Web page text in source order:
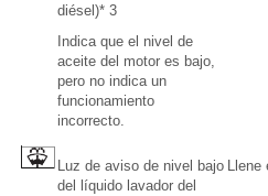
diésel)* 3
Indica que el nivel de
aceite del motor es bajo,
pero no indica un
funcionamiento
incorrecto.
Luz de aviso de nivel bajo
del líquido lavador del
Llene